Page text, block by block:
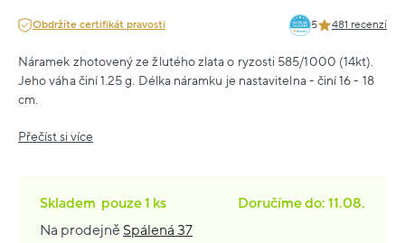
Obdržíte certifikát pravosti 5 481 recenzí
Náramek zhotovený ze žlutého zlata o ryzosti 585/1000 (14kt).
Jeho váha činí 1.25 g. Délka náramku je nastavitelna - činí 16 - 18
cm.
Přečíst si více
Skladem pouze1 ks
Doručíme do: 11.08.
Na prodejně Spálená 37